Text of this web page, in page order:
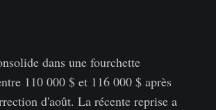
dans une fourchette
110 000 $ et 116 000 $ après
d'août. La récente reprise a